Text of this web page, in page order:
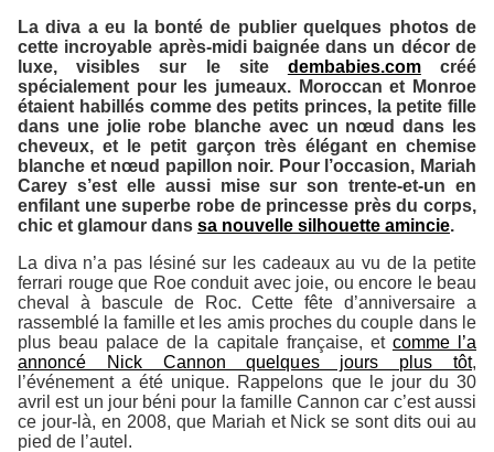
La diva a eu la bonté de publier quelques photos de
cette incroyable après-midi baignée dans un décor de
luxe, visibles sur le site dembabies.comcréé
spécialement pour les jumeaux. Moroccan et Monroe
étaient habillés comme des petits princes, la petite fille
dans une jolie robe blanche avec un nœud dans les
cheveux, et le petit garçon très élégant en chemise
blanche et nœud papillon noir. Pour l’occasion, Mariah
Carey s’est elle aussi mise sur son trente-et-un en
enfilant une superbe robe de princesse près du corps,
chic et glamour dans sa nouvelle silhouette amincie.
La diva n’a pas lésiné sur les cadeaux au vu de la petite
ferrari rouge que Roe conduit avec joie, ou encore le beau
cheval à bascule de Roc. Cette fête d’anniversaire a
rassemblé la famille et les amis proches du couple dans le
plus beau palace de la capitale française, et comme l’a
annoncé Nick Cannon quelques jours plus tôt,
l’événement a été unique. Rappelons que le jour du 30
avril est un jour béni pour la famille Cannon car c’est aussi
ce jour-là, en 2008, que Mariah et Nick se sont dits oui au
pied de l’autel.